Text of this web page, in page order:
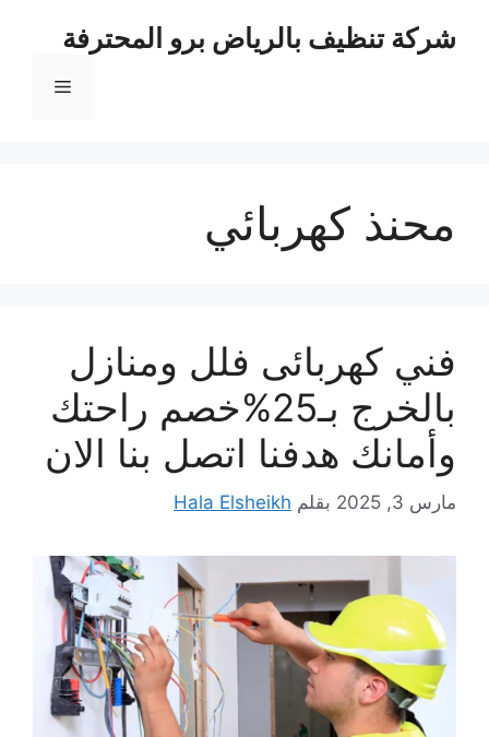
شركة تنظيف بالرياض برو المحترفة
القائمة
محنذ كهربائي
فني كهربائى فلل ومنازل
بالخرج بـ25%خصم راحتك
وأمانك هدفنا اتصل بنا الان
مارس 3, 2025 بقلم Hala Elsheikh